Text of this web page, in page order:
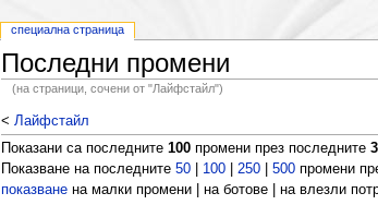
Последни промени
(на страници, сочени от "Лайфстайл")
< Лайфстайл
Показани са последните 100промени през последните 3
Показване на последните 50| 100| 250| 500промени
показванена малки промени | на ботове | на влезли
специална страница